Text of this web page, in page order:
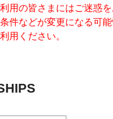
用の皆さまにはご迷惑
件などが変更になる可
用ください。